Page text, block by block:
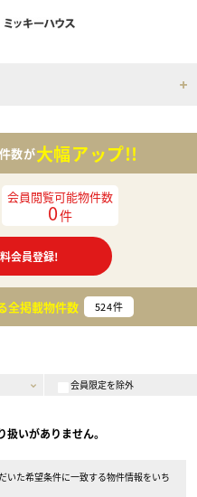
数が大幅アップ!!
会員閲覧可能物件数
0件
会員登録!
全掲載物件数 524件
会員限定を除外
いがありません。
いた希望条件に一致する物件情報をいち